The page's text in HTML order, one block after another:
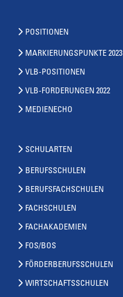
POSITIONEN
MARKIERUNGSPUNKTE 2023
VLB-POSITIONEN
VLB-FORDERUNGEN 2022
MEDIENECHO
SCHULARTEN
BERUFSSCHULEN
BERUFSFACHSCHULEN
FACHSCHULEN
FACHAKADEMIEN
FOS/BOS
FÖRDERBERUFSSCHULEN
WIRTSCHAFTSSCHULEN